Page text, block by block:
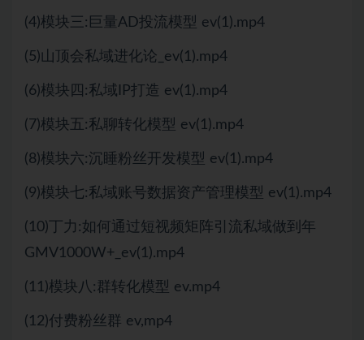
(4)模块三:巨量AD投流模型 ev(1).mp4
(5)山顶会私域进化论_ev(1).mp4
(6)模块四:私域IP打造 ev(1).mp4
(7)模块五:私聊转化模型 ev(1).mp4
(8)模块六:沉睡粉丝开发模型 ev(1).mp4
(9)模块七:私域账号数据资产管理模型 ev(1).mp4
(10)丁力:如何通过短视频矩阵引流私域做到年
GMV1000W+_ev(1).mp4
(11)模块八:群转化模型 ev.mp4
(12)付费粉丝群 ev,mp4